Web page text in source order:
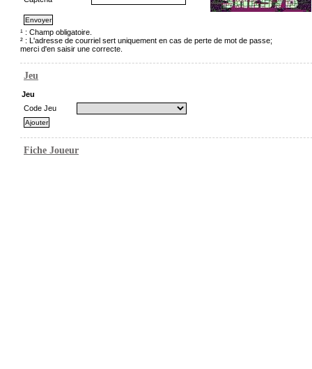
¹ : Champ obligatoire.
² : L'adresse de courriel sert uniquement en cas de perte de mot de passe;
merci d'en saisir une correcte.
Jeu
Jeu
Code Jeu
Fiche Joueur